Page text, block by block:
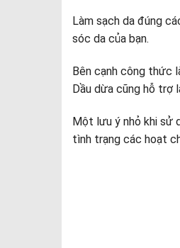
Làm sạch da đúng
sóc da của bạn.
Bên cạnh công thức
Dầu dừa cũng hỗ trợ
Một lưu ý nhỏ khi sử
tình trạng các hoạt